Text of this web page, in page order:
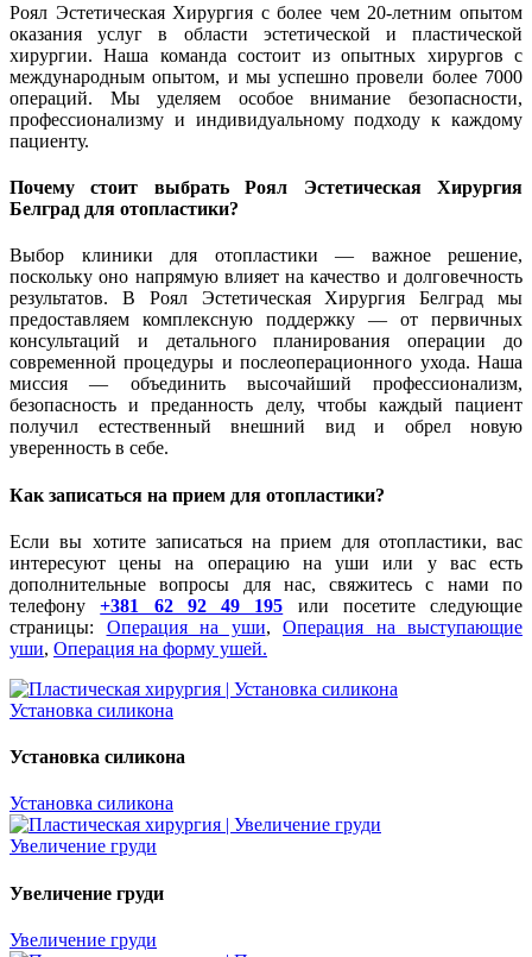
Роял Эстетическая Хирургия с более чем 20-летним опытом
оказания услуг в области эстетической и пластической
хирургии. Наша команда состоит из опытных хирургов с
международным опытом, и мы успешно провели более 7000
операций. Мы уделяем особое внимание безопасности,
профессионализму и индивидуальному подходу к каждому
пациенту.
Почему стоит выбрать Роял Эстетическая Хирургия
Белград для отопластики?
Выбор клиники для отопластики — важное решение,
поскольку оно напрямую влияет на качество и долговечность
результатов. В Роял Эстетическая Хирургия Белград мы
предоставляем комплексную поддержку — от первичных
консультаций и детального планирования операции до
современной процедуры и послеоперационного ухода. Наша
миссия — объединить высочайший профессионализм,
безопасность и преданность делу, чтобы каждый пациент
получил естественный внешний вид и обрел новую
уверенность в себе.
Как записаться на прием для отопластики?
Если вы хотите записаться на прием для отопластики, вас
интересуют цены на операцию на уши или у вас есть
дополнительные вопросы для нас, свяжитесь с нами по
телефону+381 62 92 49 195 или посетите следующие
страницы: Операция на уши, Операция на выступающие
уши, Операция на форму ушей.
Установка силикона
Установка силикона
Установка силикона
Увеличение груди
Увеличение груди
Увеличение груди